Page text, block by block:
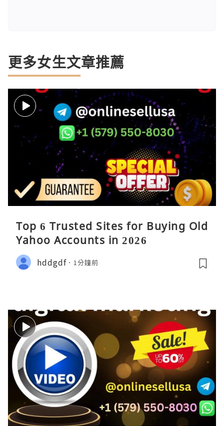
更多女生文章推薦
Top 6 Trusted Sites for Buying Old
Yahoo Accounts in 2026
hddgdf 1分鐘前